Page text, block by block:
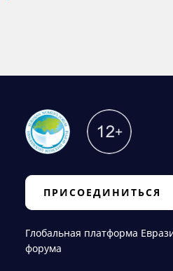
ПРИСОЕДИНИТЬСЯ
Глобальная платформа
форума